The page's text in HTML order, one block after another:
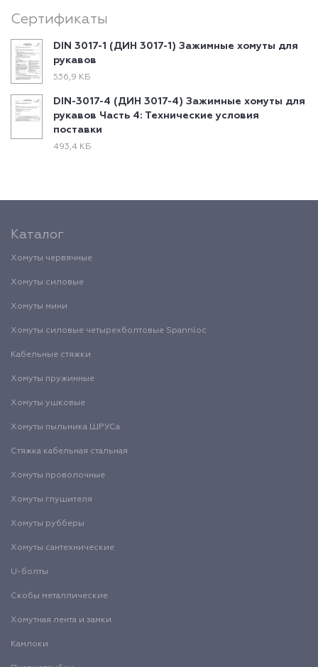
Сертификаты
DIN 3017-1 (ДИН 3017-1) Зажимные хомуты для
рукавов
536,9 КБ
DIN-3017-4 (ДИН 3017-4) Зажимные хомуты для
рукавов Часть 4: Технические условия
поставки
493,4 КБ
Каталог
Хомуты червячные
Хомуты силовые
Хомуты мини
Хомуты силовые четырехболтовые Spannloc
Кабельные стяжки
Хомуты пружинные
Хомуты ушковые
Хомуты пыльника ШРУСа
Стяжка кабельная стальная
Хомуты проволочные
Хомуты глушителя
Хомуты рубберы
Хомуты сантехнические
U-болты
Скобы металлические
Хомутная лента и замки
Камлоки